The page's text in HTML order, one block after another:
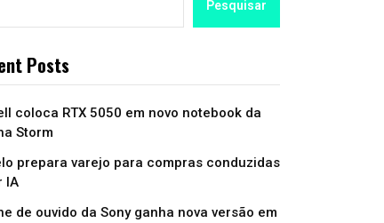
Pesquisar
Posts
coloca RTX 5050 em novo notebook da
Storm
prepara varejo para compras conduzidas
IA
de ouvido da Sony ganha nova versão em